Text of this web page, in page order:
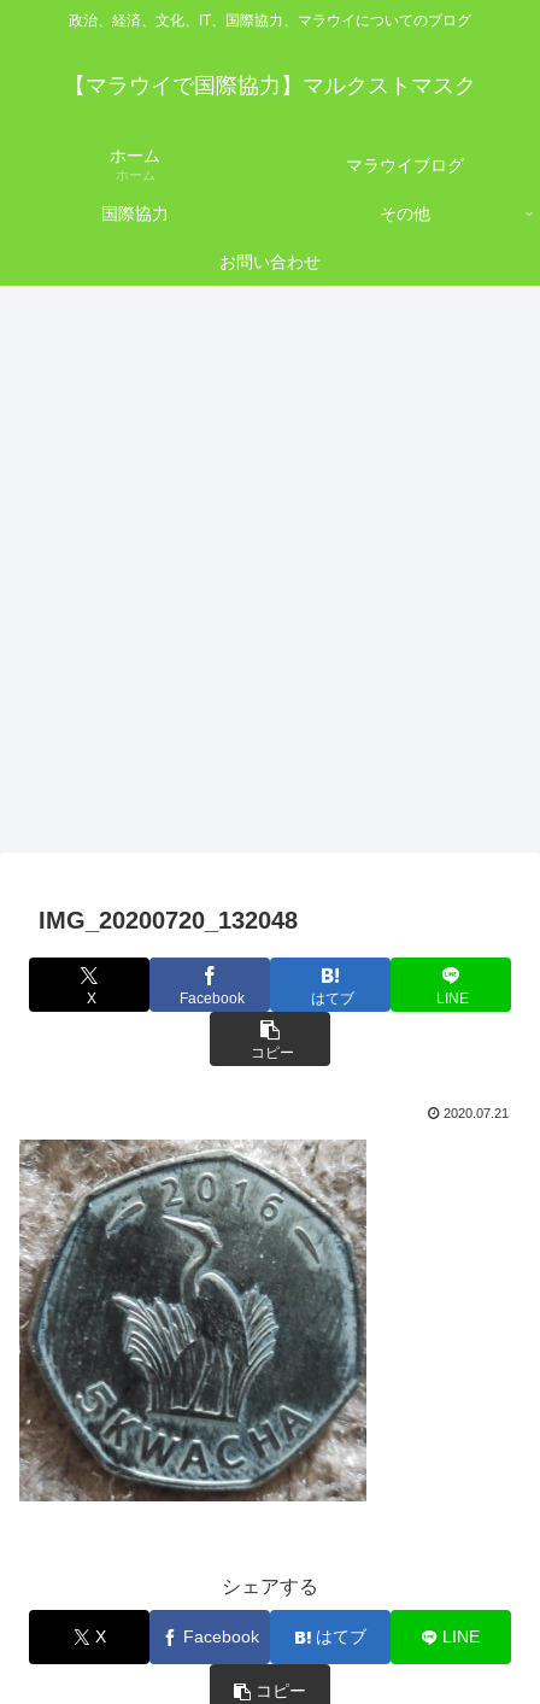
政治、経済、文化、IT、国際協力、マラウイについてのブログ
【マラウイで国際協力】マルクストマスク
ホーム
ホーム マラウイブログ
国際協力 その他
お問い合わせ
IMG_20200720_132048
X Facebook はてブ LINE
コピー
2020.07.21
シェアする
X Facebook はてブ LINE
コピー